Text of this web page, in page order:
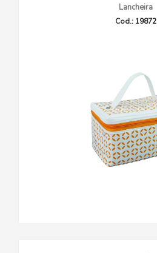
Lancheira
Cod.: 19872